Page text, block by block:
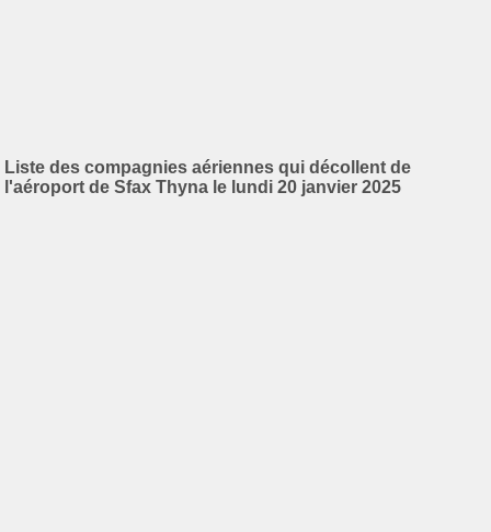
Liste des compagnies aériennes qui décollent de
l'aéroport de Sfax Thyna le lundi 20 janvier 2025